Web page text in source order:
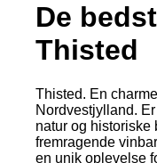
De
Thisted
Thisted. En
Nordvestjylland.
natur og historiske
fremragende
en unik oplevelse